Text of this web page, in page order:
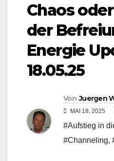
Chaos
der
Energie
18.05.25
Von Juergen
MAI 18, 2025
#Aufstieg in
#Channeling,